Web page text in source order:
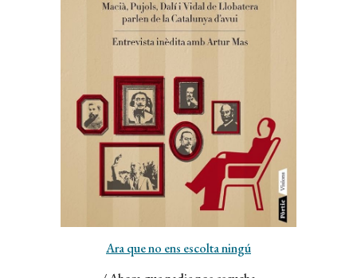
Ara que no ens escolta ningú